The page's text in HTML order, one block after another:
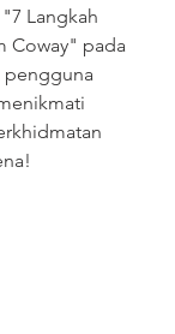
Langkah
Coway" pada
pengguna